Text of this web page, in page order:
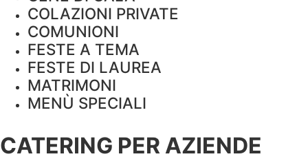
COLAZIONI PRIVATE
COMUNIONI
FESTE A TEMA
FESTE DI LAUREA
MATRIMONI
MENÙ SPECIALI
CATERING PER AZIENDE